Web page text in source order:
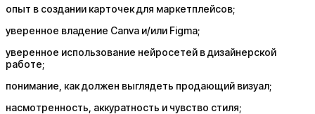
опыт в создании карточек для маркетплейсов;
уверенное владение Canva и/или Figma;
уверенное использование нейросетей в дизайнерской
работе;
понимание, как должен выглядеть продающий визуал;
насмотренность, аккуратность и чувство стиля;